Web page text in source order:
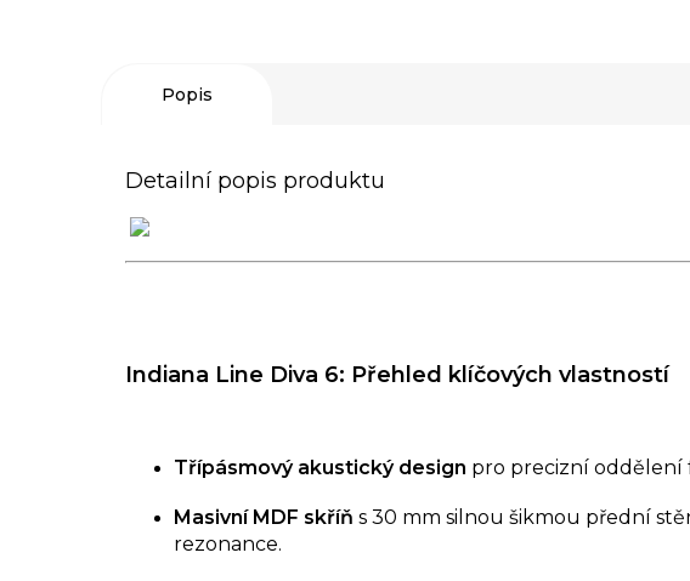
Popis
Detailní popis produktu
Indiana Line Diva 6: Přehled klíčových vlastností
Třípásmový akustický design pro precizní oddělení
Masivní MDF skříň s 30 mm silnou šikmou přední
rezonance.